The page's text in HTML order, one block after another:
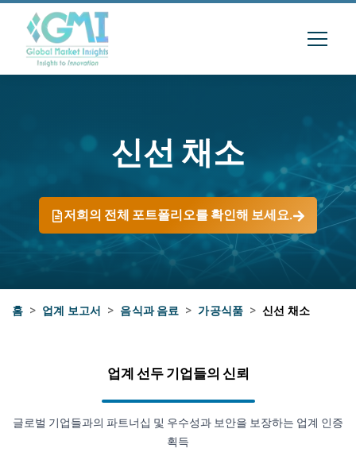
신선 채소
저희의 전체 포트폴리오를 확인해 보세요.
홈 > 업계 보고서 > 음식과 음료 > 가공식품 > 신선 채소
업계 선두 기업들의 신뢰
글로벌 기업들과의 파트너십 및 우수성과 보안을 보장하는 업계 인증
획득